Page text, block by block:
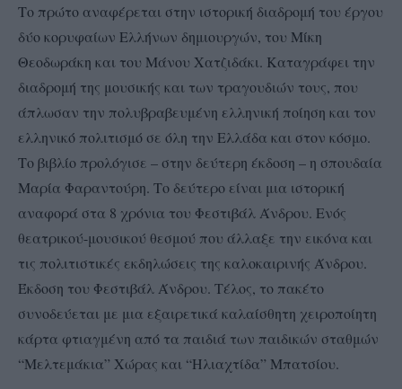
Το πρώτο αναφέρεται στην ιστορική διαδρομή του έργου
δύο κορυφαίων Ελλήνων δημιουργών, του Μίκη
Θεοδωράκη και του Μάνου Χατζιδάκι. Καταγράφει την
διαδρομή της μουσικής και των τραγουδιών τους, που
άπλωσαν την πολυβραβευμένη ελληνική ποίηση και τον
ελληνικό πολιτισμό σε όλη την Ελλάδα και στον κόσμο.
Το βιβλίο προλόγισε – στην δεύτερη έκδοση – η σπουδαία
Μαρία Φαραντούρη. Το δεύτερο είναι μια ιστορική
αναφορά στα 8 χρόνια του Φεστιβάλ Άνδρου. Ενός
θεατρικού-μουσικού θεσμού που άλλαξε την εικόνα και
τις πολιτιστικές εκδηλώσεις της καλοκαιρινής Άνδρου.
Έκδοση του Φεστιβάλ Άνδρου. Τέλος, το πακέτο
συνοδεύεται με μια εξαιρετικά καλαίσθητη χειροποίητη
κάρτα φτιαγμένη από τα παιδιά των παιδικών σταθμών
“Μελτεμάκια” Χώρας και “Ηλιαχτίδα” Μπατσίου.